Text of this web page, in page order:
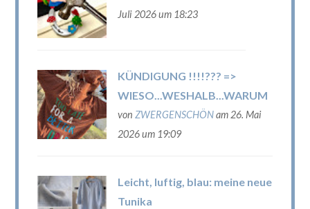
Juli 2026 um 18:23
KÜNDIGUNG !!!!??? =>
WIESO...WESHALB...WARUM
von ZWERGENSCHÖNam 26. Mai
2026 um 19:09
Leicht, luftig, blau: meine neue
Tunika